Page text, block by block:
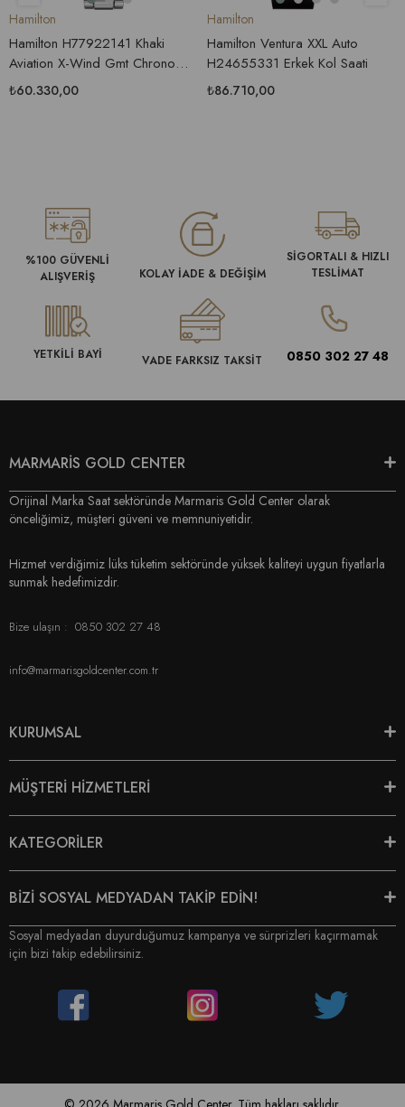
Hamilton
Hamilton H77922141 Khaki
Aviation X-Wind Gmt Chrono
Erkek Saati
₺60.330,00
Hamilton
Hamilton Ventura XXL Auto
H24655331 Erkek Kol Saati
₺86.710,00
%100 GÜVENLİ
ALIŞVERİŞ
KOLAY İADE & DEĞİŞİM
SİGORTALI & HIZLI
TESLİMAT
YETKİLİ BAYİ VADE FARKSIZ TAKSİT 0850 302 27 48
MARMARİS GOLD CENTER
Orijinal Marka Saat sektöründe Marmaris Gold Center olarak
önceliğimiz, müşteri güveni ve memnuniyetidir.
Hizmet verdiğimiz lüks tüketim sektöründe yüksek kaliteyi uygun fiyatlarla
sunmak hedefimizdir.
Bize ulaşın : 0850 302 27 48
info@marmarisgoldcenter.com.tr
KURUMSAL
MÜŞTERİ HİZMETLERİ
KATEGORİLER
BİZİ SOSYAL MEDYADAN TAKİP EDİN!
Sosyal medyadan duyurduğumuz kampanya ve sürprizleri kaçırmamak
için bizi takip edebilirsiniz.